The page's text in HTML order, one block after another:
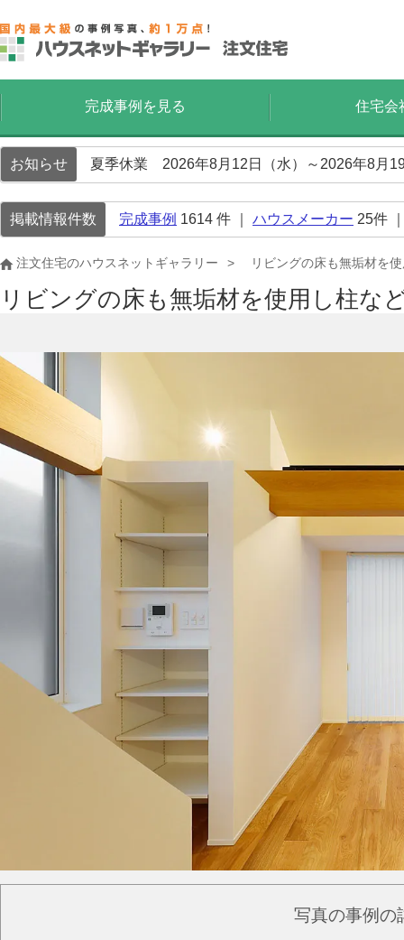
完成事例を見る 住宅会
お知らせ 夏季休業 2026年8月12日（水）～2026年8月
掲載情報件数 完成事例 1614 件 ｜ ハウスメーカー 25件
注文住宅のハウスネットギャラリー リビングの床も無垢材を
リビングの床も無垢材を使用し柱な
写真の事例の